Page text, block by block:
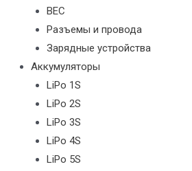
BEC
Разъемы и провода
Зарядные устройства
Аккумуляторы
LiPo 1S
LiPo 2S
LiPo 3S
LiPo 4S
LiPo 5S